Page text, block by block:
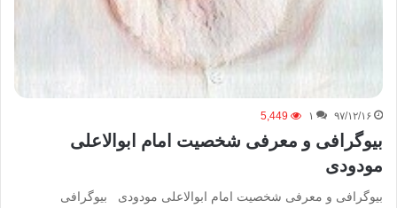
۹۷/۱۲/۱۶ ۱ 5,449
بیوگرافی و معرفی شخصیت امام ابوالاعلی
مودودی
بیوگرافی و معرفی شخصیت امام ابوالاعلی مودودی بیوگرافی